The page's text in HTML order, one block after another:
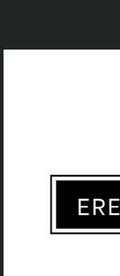
content